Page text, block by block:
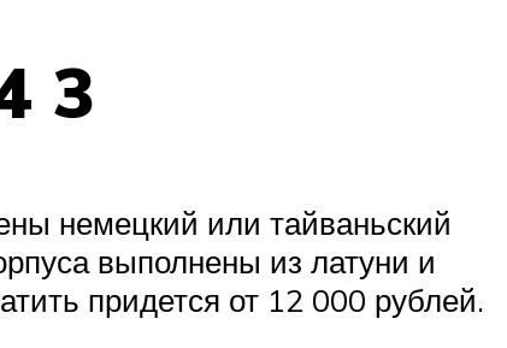
3
немецкий или тайваньский
выполнены из латуни и
придется от 12 000 рублей.